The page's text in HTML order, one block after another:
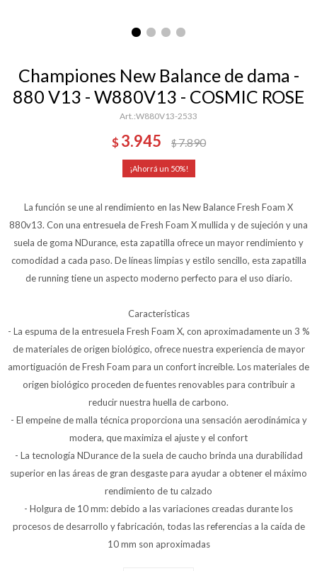
Championes New Balance de dama -
880 V13 - W880V13 - COSMIC ROSE
W880V13-2533
$ 3.945 $7.890
50
La función se une al rendimiento en las New Balance Fresh Foam X
880v13. Con una entresuela de Fresh Foam X mullida y de sujeción y una
suela de goma NDurance, esta zapatilla ofrece un mayor rendimiento y
comodidad a cada paso. De líneas limpias y estilo sencillo, esta zapatilla
de running tiene un aspecto moderno perfecto para el uso diario.
Características
- La espuma de la entresuela Fresh Foam X, con aproximadamente un 3 %
de materiales de origen biológico, ofrece nuestra experiencia de mayor
amortiguación de Fresh Foam para un confort increíble. Los materiales de
origen biológico proceden de fuentes renovables para contribuir a
reducir nuestra huella de carbono.
- El empeine de malla técnica proporciona una sensación aerodinámica y
modera, que maximiza el ajuste y el confort
- La tecnología NDurance de la suela de caucho brinda una durabilidad
superior en las áreas de gran desgaste para ayudar a obtener el máximo
rendimiento de tu calzado
- Holgura de 10 mm: debido a las variaciones creadas durante los
procesos de desarrollo y fabricación, todas las referencias a la caída de
10 mm son aproximadas